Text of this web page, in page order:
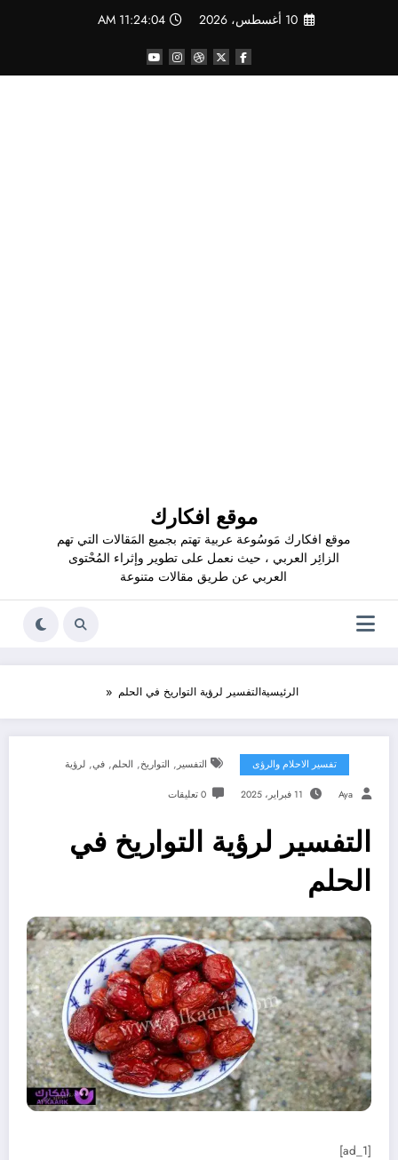
10 أغسطس، 2026 11:24:05 AM
موقع افكارك
موقع افكارك مَوسُوعة عربية تهتم بجميع المَقالات التي تهم
الزائِر العربي ، حيث نعمل على تطوير وإثراء المُحْتوى
العربي عن طريق مقالات متنوعة
الرئيسيةالتفسير لرؤية التواريخ في الحلم
تفسير الاحلام والرؤى التفسير , التواريخ, الحلم, في, لرؤية
Aya 11 فبراير، 2025 0 تعليقات
التفسير لرؤية التواريخ في
الحلم
[ad_1]